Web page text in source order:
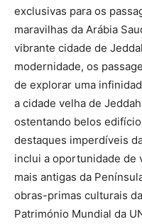
exclusivas para os
maravilhas da Arábia
vibrante cidade de
modernidade, os
de explorar uma
a cidade velha de
ostentando belos
destaques imperdíveis
inclui a oportunidade de
mais antigas da
obras-primas culturais
Património Mundial da